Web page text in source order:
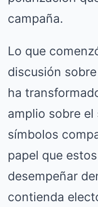
campaña.
Lo que
discusión
ha
amplio sobre
símbolos
papel que
desempeñar
contienda